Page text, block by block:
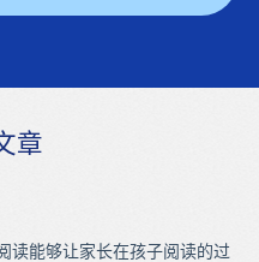
章
读能够让家长在孩子阅读的过